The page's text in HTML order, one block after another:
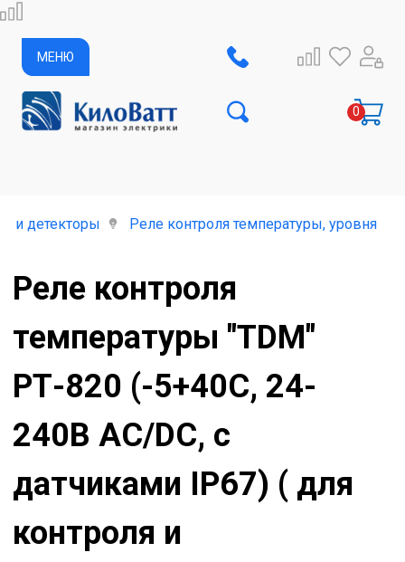
МЕНЮ
и детекторы Реле контроля температуры, уровня
Реле контроля
температуры "TDM"
РТ-820 (-5+40С, 24-
240В АС/DC, с
датчиками IP67) ( для
контроля и